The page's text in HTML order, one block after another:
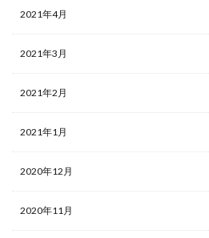
2021年4月
2021年3月
2021年2月
2021年1月
2020年12月
2020年11月